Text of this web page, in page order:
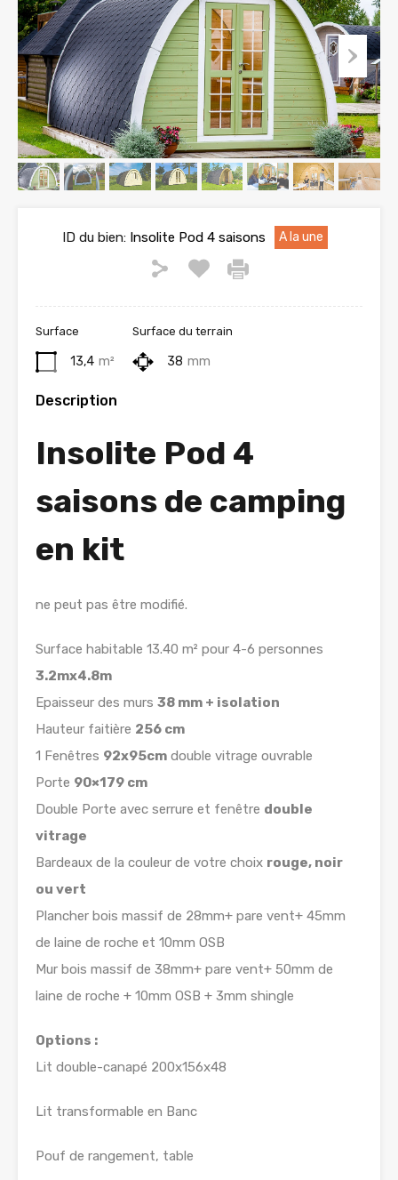
ID du bien:Insolite Pod 4 saisons A la une
Surface
13,4 m²
Surface du terrain
38 mm
Description
Insolite Pod 4
saisons de camping
en kit
ne peut pas être modifié.
Surface habitable 13.40 m² pour 4-6 personnes
3.2mx4.8m
Epaisseur des murs 38 mm + isolation
Hauteur faitière 256 cm
1 Fenêtres 92x95cm double vitrage ouvrable
Porte 90×179 cm
Double Porte avec serrure et fenêtre double
vitrage
Bardeaux de la couleur de votre choix rouge, noir
ou vert
Plancher bois massif de 28mm+ pare vent+ 45mm
de laine de roche et 10mm OSB
Mur bois massif de 38mm+ pare vent+ 50mm de
laine de roche + 10mm OSB + 3mm shingle
Options :
Lit double-canapé 200x156x48
Lit transformable en Banc
Pouf de rangement, table